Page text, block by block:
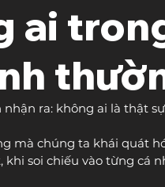
ai
ra: không ai là thật
mà chúng ta khái quát
soi chiếu vào từng cá